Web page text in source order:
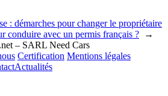
: démarches pour changer le propriétaire
conduire avec un permis français ?
→
– SARL Need Cars
Certification Mentions légales
Actualités